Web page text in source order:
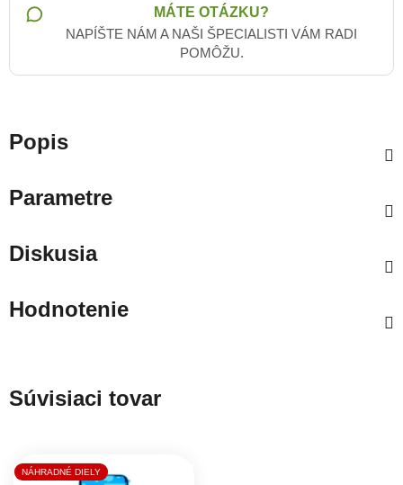
MÁTE OTÁZKU?
NAPÍŠTE NÁM A NAŠI ŠPECIALISTI VÁM RADI
POMÔŽU.
Popis
Parametre
Diskusia
Hodnotenie
Súvisiaci tovar
NÁHRADNÉ DIELY